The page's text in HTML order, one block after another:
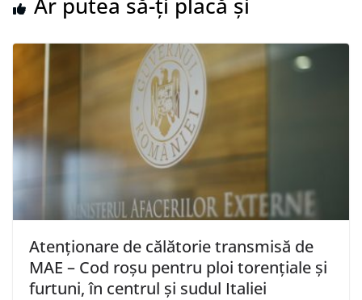
Ar putea să-ți placă și
Atenţionare de călătorie transmisă de
MAE – Cod roşu pentru ploi torenţiale şi
furtuni, în centrul şi sudul Italiei